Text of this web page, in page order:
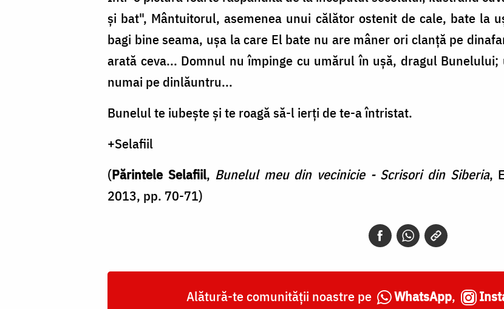
şi bat", Mântuitorul, asemenea unui călător ostenit de cale, bate la
bagi bine seama, uşa la care El bate nu are mâner ori clanţă pe
arată ceva... Domnul nu împinge cu umărul în uşă, dragul
numai pe dinlăuntru...
Bunelul te iubeşte şi te roagă să-l ierţi de te-a întristat.
+Selafiil
(Părintele Selafiil, Bunelul meu din vecinicie - Scrisori din Siberia,
2013, pp. 70-71)
Alătură-te comunității noastre pe WhatsApp,